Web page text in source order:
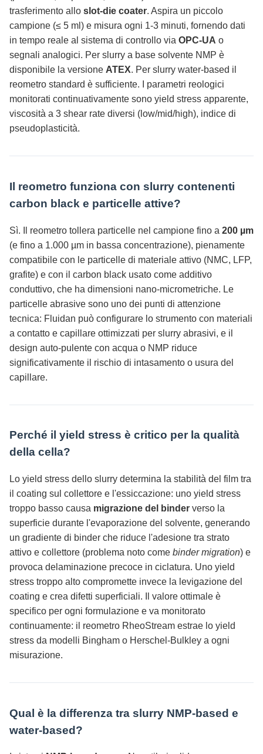
trasferimento allo slot-die coater. Aspira un piccolo
campione (≤ 5 ml) e misura ogni 1-3 minuti, fornendo dati
in tempo reale al sistema di controllo via OPC-UA o
segnali analogici. Per slurry a base solvente NMP è
disponibile la versione ATEX. Per slurry water-based il
reometro standard è sufficiente. I parametri reologici
monitorati continuativamente sono yield stress apparente,
viscosità a 3 shear rate diversi (low/mid/high), indice di
pseudoplasticità.
Il reometro funziona con slurry contenenti
carbon black e particelle attive?
Sì. Il reometro tollera particelle nel campione fino a 200 µm
(e fino a 1.000 µm in bassa concentrazione), pienamente
compatibile con le particelle di materiale attivo (NMC, LFP,
grafite) e con il carbon black usato come additivo
conduttivo, che ha dimensioni nano-micrometriche. Le
particelle abrasive sono uno dei punti di attenzione
tecnica: Fluidan può configurare lo strumento con materiali
a contatto e capillare ottimizzati per slurry abrasivi, e il
design auto-pulente con acqua o NMP riduce
significativamente il rischio di intasamento o usura del
capillare.
Perché il yield stress è critico per la qualità
della cella?
Lo yield stress dello slurry determina la stabilità del film tra
il coating sul collettore e l'essiccazione: uno yield stress
troppo basso causa migrazione del binder verso la
superficie durante l'evaporazione del solvente, generando
un gradiente di binder che riduce l'adesione tra strato
attivo e collettore (problema noto come binder migration) e
provoca delaminazione precoce in ciclatura. Uno yield
stress troppo alto compromette invece la levigazione del
coating e crea difetti superficiali. Il valore ottimale è
specifico per ogni formulazione e va monitorato
continuamente: il reometro RheoStream estrae lo yield
stress da modelli Bingham o Herschel-Bulkley a ogni
misurazione.
Qual è la differenza tra slurry NMP-based e
water-based?